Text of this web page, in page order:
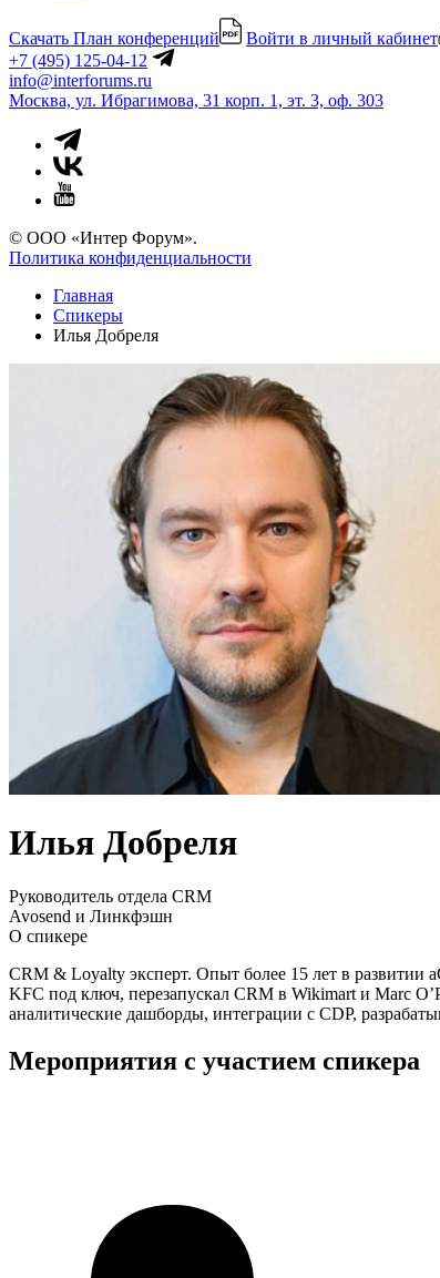
Скачать План конференций
Войти в личный кабинет
+7 (495) 125-04-12
info@interforums.ru
Москва, ул. Ибрагимова, 31 корп. 1, эт. 3, оф. 303
© ООО «Интер Форум».
Политика конфиденциальности
Главная
Спикеры
Илья Добреля
Илья Добреля
Руководитель отдела CRM
Avosend и Линкфэшн
О спикере
CRM & Loyalty эксперт. Опыт более 15 лет в развитии
KFC под ключ, перезапускал CRM в Wikimart и Marc
аналитические дашборды, интеграции с CDP,
Мероприятия с участием спикера